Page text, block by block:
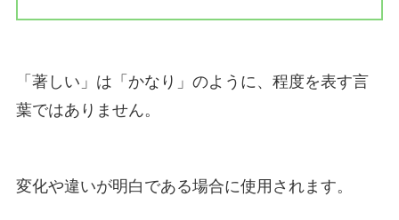
「著しい」は「かなり」のように、程度を表す言
葉ではありません。
変化や違いが明白である場合に使用されます。